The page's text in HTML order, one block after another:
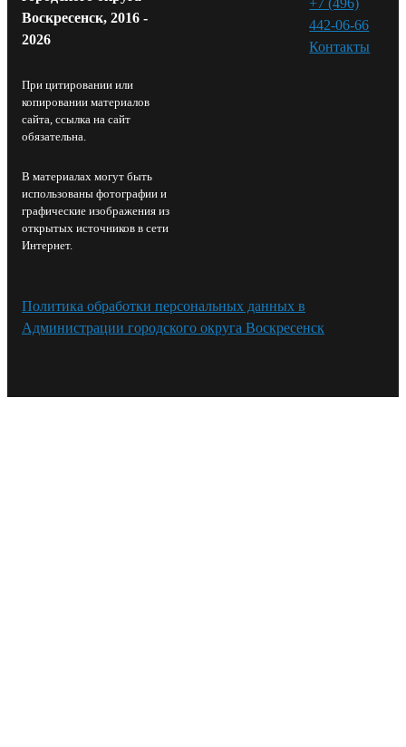
Воскресенск, 2016 -
2026
При цитировании или
копировании материалов
сайта, ссылка на сайт
обязательна.
В материалах могут быть
использованы фотографии и
графические изображения из
открытых источников в сети
Интернет.
442-06-66
Контакты⁠
Политика обработки персональных данных в
Администрации городского округа Воскресенск